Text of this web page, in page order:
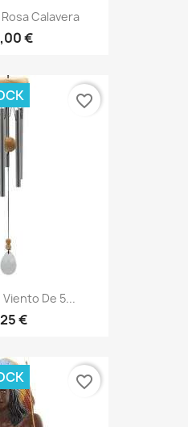
Calavera
€
De 5...
€
favorite_border
favorite_border